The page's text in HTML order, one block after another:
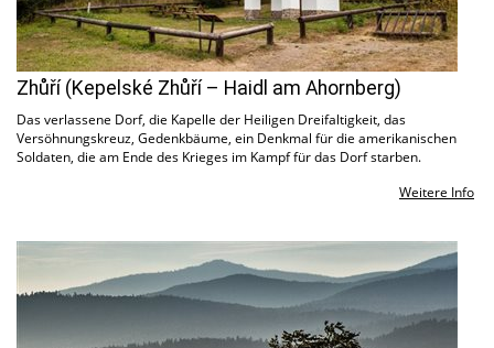
Zhůří (Kepelské Zhůří – Haidl am Ahornberg)
Das verlassene Dorf, die Kapelle der Heiligen Dreifaltigkeit, das
Versöhnungskreuz, Gedenkbäume, ein Denkmal für die amerikanischen
Soldaten, die am Ende des Krieges im Kampf für das Dorf starben.
Weitere Info